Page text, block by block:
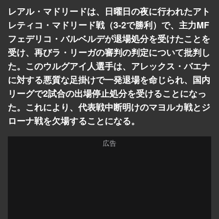
レアル・マドリードは、日曜日の夜に行われたアト
レティコ・マドリード戦（3-2で勝利）で、主力MF
フェデリコ・バルベルデが退場処分を受けたことを
受け、再びラ・リーガの審判の判定について批判し
た。このウルグアイ人選手は、アレックス・バエナ
に対する悪質な足掛けで一発退場を命じられ、国内
リーグで2試合の出場停止処分を受けることになっ
た。これにより、代表戦中断明けのマヨルカ戦とジ
ローナ戦を欠場することになる。